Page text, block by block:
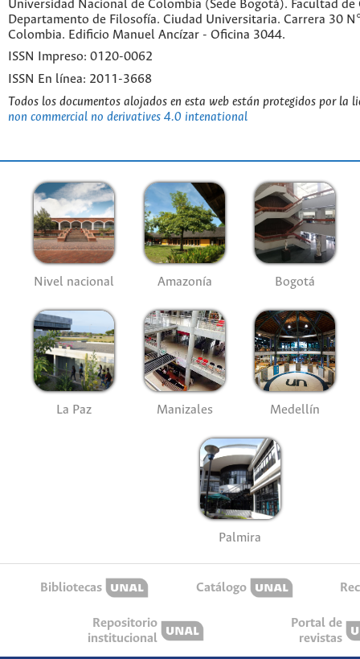
Universidad Nacional de Colombia (Sede Bogotá). Facultad de
Departamento de Filosofía. Ciudad Universitaria. Carrera 30
Colombia. Edificio Manuel Ancízar - Oficina 3044.
ISSN Impreso: 0120-0062
ISSN En línea: 2011-3668
Todos los documentos alojados en esta web están protegidos por la
non commercial no derivatives 4.0 intenational
Nivel nacional Amazonía Bogotá
La Paz Manizales Medellín
Palmira
Bibliotecas Catálogo
Repositorio
institucional
Portal de
revistas